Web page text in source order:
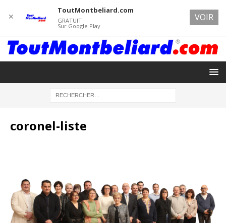
coronel-liste
✕
ToutMontbeliard.com
GRATUIT
Sur Google Play
VOIR